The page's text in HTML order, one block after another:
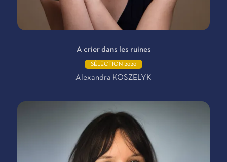
A crier dans les ruines
SÉLECTION 2020
Alexandra KOSZELYK